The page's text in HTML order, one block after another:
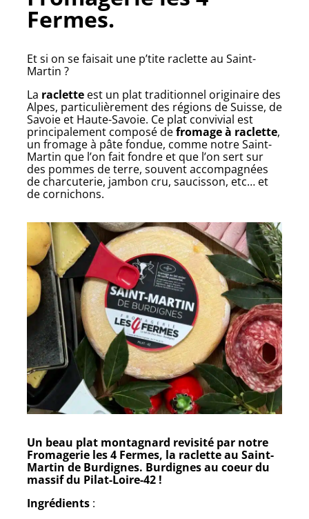
Fermes.
Et si on se faisait une p’tite raclette au Saint-
Martin ?
La raclette est un plat traditionnel originaire des
Alpes, particulièrement des régions de Suisse, de
Savoie et Haute-Savoie. Ce plat convivial est
principalement composé defromage à raclette,
un fromage à pâte fondue, comme notre Saint-
Martin que l’on fait fondre et que l’on sert sur
des pommes de terre, souvent accompagnées
de charcuterie, jambon cru, saucisson, etc… et
de cornichons.
Un beau plat montagnard revisité par notre
Fromagerie les 4 Fermes, la raclette au Saint-
Martin de Burdignes. Burdignes au coeur du
massif du Pilat-Loire-42 !
Ingrédients :